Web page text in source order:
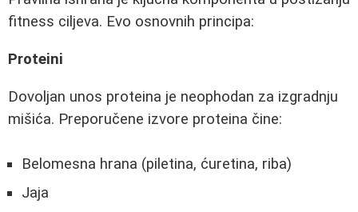
fitness ciljeva. Evo osnovnih principa:
Proteini
Dovoljan unos proteina je neophodan za izgradnju
mišića. Preporučene izvore proteina čine:
Belomesna hrana (piletina, ćuretina, riba)
Jaja